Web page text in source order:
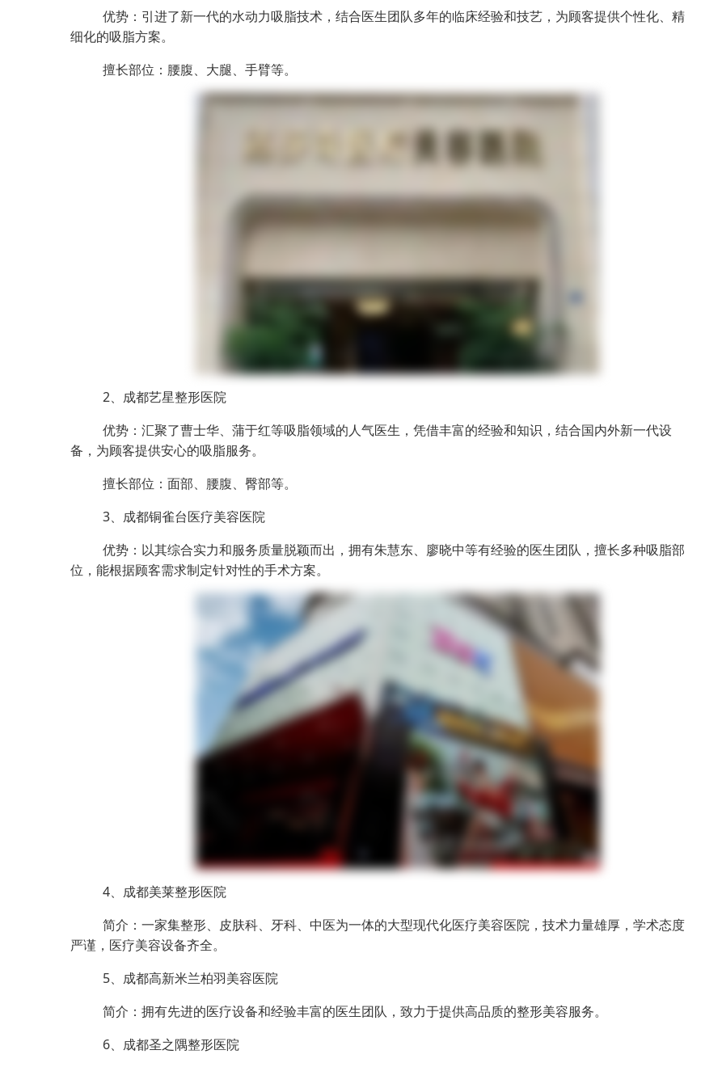
优势：引进了新一代的水动力吸脂技术，结合医生团队多年的临床经验和技艺，为顾客提供个性化、精
细化的吸脂方案。
擅长部位：腰腹、大腿、手臂等。
2、成都艺星整形医院
优势：汇聚了曹士华、蒲于红等吸脂领域的人气医生，凭借丰富的经验和知识，结合国内外新一代设
备，为顾客提供安心的吸脂服务。
擅长部位：面部、腰腹、臀部等。
3、成都铜雀台医疗美容医院
优势：以其综合实力和服务质量脱颖而出，拥有朱慧东、廖晓中等有经验的医生团队，擅长多种吸脂部
位，能根据顾客需求制定针对性的手术方案。
4、成都美莱整形医院
简介：一家集整形、皮肤科、牙科、中医为一体的大型现代化医疗美容医院，技术力量雄厚，学术态度
严谨，医疗美容设备齐全。
5、成都高新米兰柏羽美容医院
简介：拥有先进的医疗设备和经验丰富的医生团队，致力于提供高品质的整形美容服务。
6、成都圣之隅整形医院